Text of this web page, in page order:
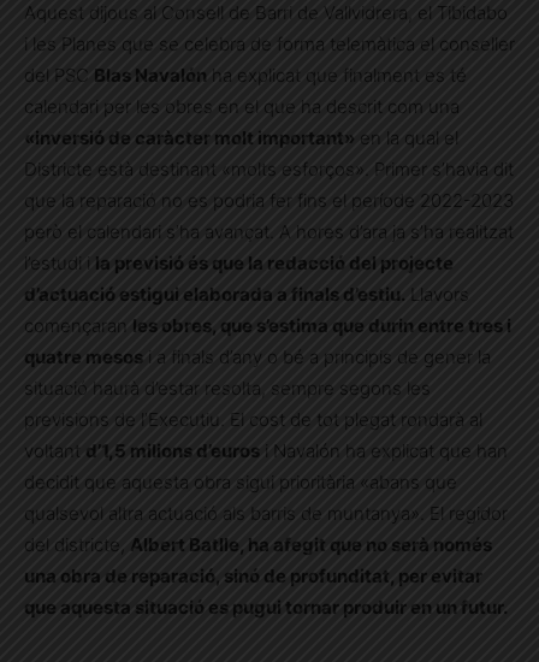
Aquest dijous al Consell de Barri de Vallvidrera, el Tibidabo
i les Planes que se celebra de forma telemàtica el conseller
del PSC Blas Navalón ha explicat que finalment es té
calendari per les obres en el que ha descrit com una
«inversió de caràcter molt important» en la qual el
Districte està destinant «molts esforços». Primer s’havia dit
que la reparació no es podria fer fins el període 2022-2023
però el calendari s’ha avançat. A hores d’ara ja s’ha realitzat
l’estudi i la previsió és que la redacció del projecte
d’actuació estigui elaborada a finals d’estiu. Llavors
començaran les obres, que s’estima que durin entre tres i
quatre mesos i a finals d’any o bé a principis de gener la
situació haurà d’estar resolta, sempre segons les
previsions de l’Executiu. El cost de tot plegat rondarà al
voltant d’1,5 milions d’euros i Navalón ha explicat que han
decidit que aquesta obra sigui prioritària «abans que
qualsevol altra actuació als barris de muntanya». El regidor
del districte, Albert Batlle, ha afegit que no serà només
una obra de reparació, sinó de profunditat, per evitar
que aquesta situació es pugui tornar produir en un futur.